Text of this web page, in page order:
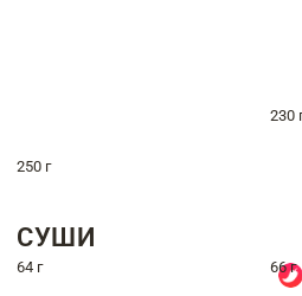
230
250 г
СУШИ
64 г 66 г